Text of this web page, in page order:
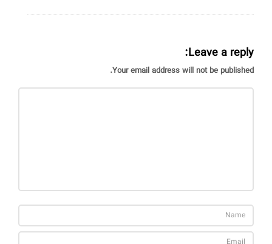
د
ی
و
ر
ه
Leave a reply:
Your email address will not be published.